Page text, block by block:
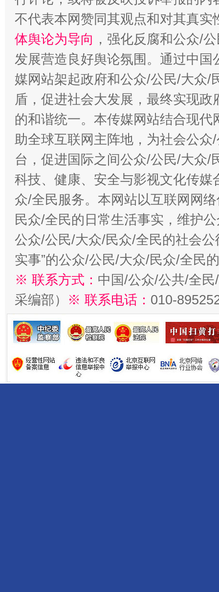
不代表本网赞同其观点和对其真实
体舆论为导向 ，强化反腐和公众/
发展营造良好舆论氛围。通过中
媒网站架起政府和公众/公民/大众/
盾，促进社会大发展，最终实现
的和谐统一。本传媒网站结合现
助全球互联网主阵地，为社会公
台，促进国际之间公众/公民/大众/
科技、健康、安全与影视文化传
众/全民服务。本网站以互联网网
民众/全民的日常生活事实，维护
公众/公民/大众/民众/全民的社会公
实事”的公众/公民/大众/民众/全民
※ 联系方式： 中国/公众/公共/全
采编部） ※ 联系电话： 010-